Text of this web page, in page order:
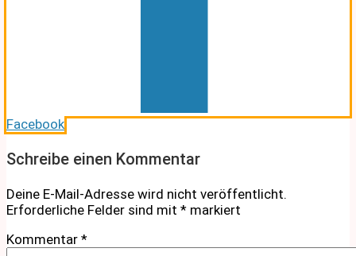
Facebook
Schreibe einen Kommentar
Deine E-Mail-Adresse wird nicht veröffentlicht.
Erforderliche Felder sind mit * markiert
Kommentar *